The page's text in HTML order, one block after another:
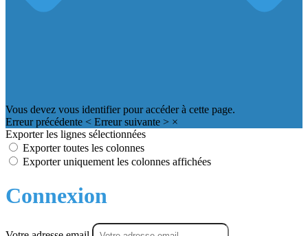
Vous devez vous identifier pour accéder à cette page.
Erreur précédente < Erreur suivante > ×
Exporter les lignes sélectionnées
Exporter toutes les colonnes
Exporter uniquement les colonnes affichées
Connexion